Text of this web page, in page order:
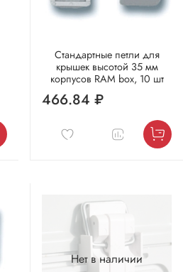
Стандартные петли для
крышек высотой 35 мм
корпусов RAM box, 10 шт
466.84 ₽
Нет в наличии